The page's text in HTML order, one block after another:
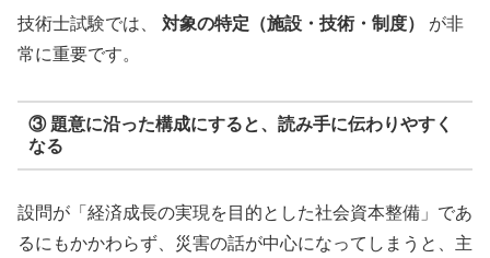
技術士試験では、 対象の特定（施設・技術・制度）
が非
常に重要です。
③ 題意に沿った構成にすると、読み手に伝わりやすく
なる
設問が「経済成長の実現を目的とした社会資本整備」であ
るにもかかわらず、災害の話が中心になってしまうと、主